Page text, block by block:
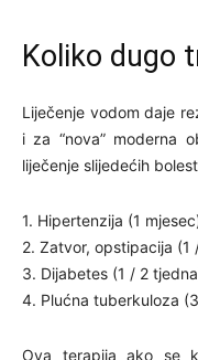
Koliko dugo
Liječenje vodom daje
i za “nova” moderna
liječenje slijedećih
1. Hipertenzija (1
2. Zatvor, opstipacija (1
3. Dijabetes (1 / 2
4. Plućna tuberkuloza
Ova terapija ako se